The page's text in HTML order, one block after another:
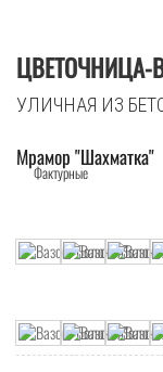
ЦВЕТОЧНИЦА-
УЛИЧНАЯ ИЗ
Мрамор "Шахматка"